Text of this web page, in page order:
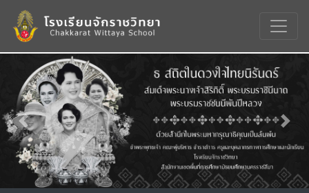
Previous Next